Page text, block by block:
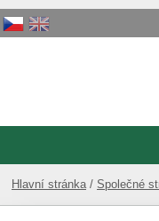
Hlavní stránka Společné